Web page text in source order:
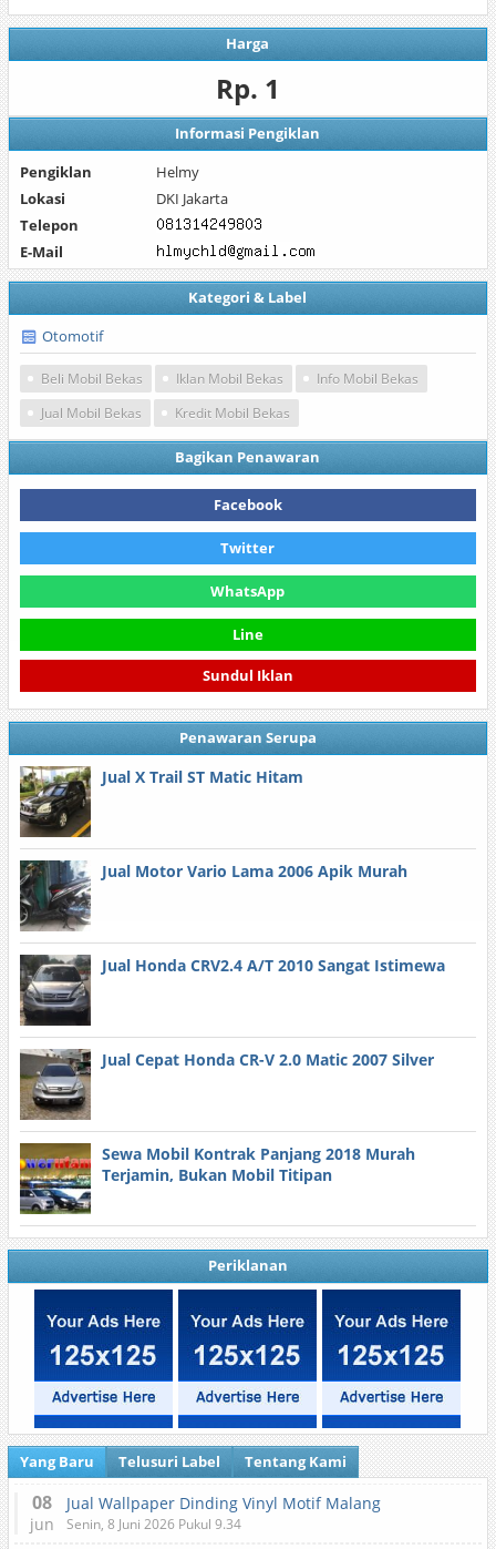
Harga
Rp. 1
Informasi Pengiklan
Pengiklan
Helmy
Lokasi
DKI Jakarta
Telepon
E-Mail
Kategori & Label
Otomotif
Beli Mobil Bekas Iklan Mobil Bekas
Info Mobil Bekas
Jual Mobil Bekas
Kredit Mobil Bekas
Bagikan Penawaran
Facebook
Twitter
WhatsApp
Line
Sundul Iklan
Penawaran Serupa
Jual X Trail ST Matic Hitam
Jual Motor Vario Lama 2006 Apik Murah
Jual Honda CRV2.4 A/T 2010 Sangat Istimewa
Jual Cepat Honda CR-V 2.0 Matic 2007 Silver
Sewa Mobil Kontrak Panjang 2018 Murah
Terjamin, Bukan Mobil Titipan
Periklanan
Yang Baru Telusuri Label Tentang Kami
08
jun
Jual Wallpaper Dinding Vinyl Motif Malang
Senin, 8 Juni 2026 Pukul 9.34